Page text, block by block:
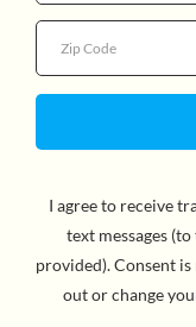
A rhymed Spanish
inspired by Dr.
his books! Count
illustrated with art
works, including
Fish; The Cat in
Shut! Great for